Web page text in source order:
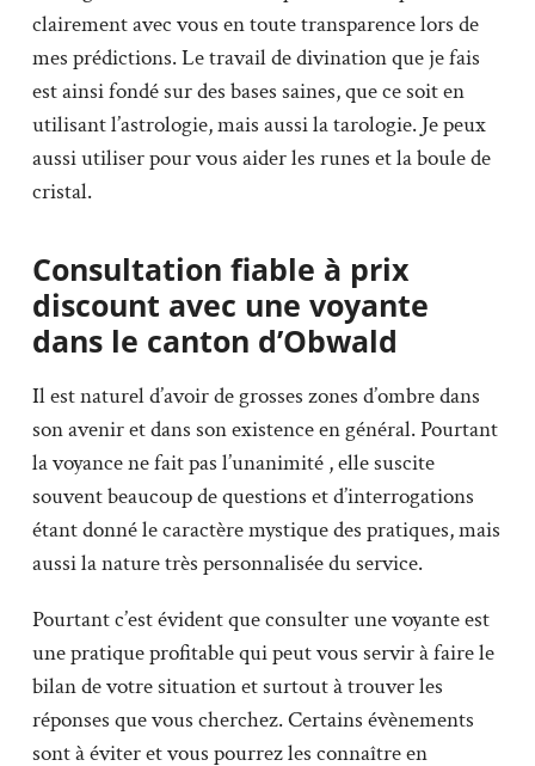
clairement avec vous en toute transparence lors de
mes prédictions. Le travail de divination que je fais
est ainsi fondé sur des bases saines, que ce soit en
utilisant l’astrologie, mais aussi la tarologie. Je peux
aussi utiliser pour vous aider les runes et la boule de
cristal.
Consultation fiable à prix
discount avec une voyante
dans le canton d’Obwald
Il est naturel d’avoir de grosses zones d’ombre dans
son avenir et dans son existence en général. Pourtant
la voyance ne fait pas l’unanimité , elle suscite
souvent beaucoup de questions et d’interrogations
étant donné le caractère mystique des pratiques, mais
aussi la nature très personnalisée du service.
Pourtant c’est évident que consulter une voyante est
une pratique profitable qui peut vous servir à faire le
bilan de votre situation et surtout à trouver les
réponses que vous cherchez. Certains évènements
sont à éviter et vous pourrez les connaître en